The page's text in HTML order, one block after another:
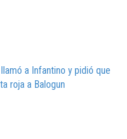
a Infantino y pidió que
roja a Balogun